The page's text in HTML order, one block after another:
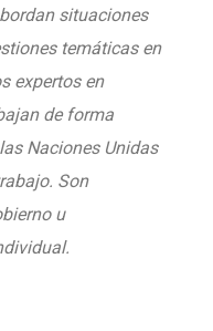
situaciones
temáticas en
expertos en
de forma
Naciones Unidas
Son
u